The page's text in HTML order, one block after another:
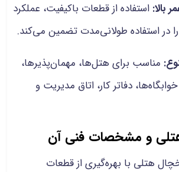
بالا: استفاده از قطعات باکیفیت، عملکرد
را در استفاده طولانی‌مدت تضمین می‌کند.
مناسب برای هتل‌ها، مهمان‌پذیرها،
دفاتر کار، اتاق مدیریت و
و مشخصات فنی آن
هتلی با بهره‌گیری از قطعات